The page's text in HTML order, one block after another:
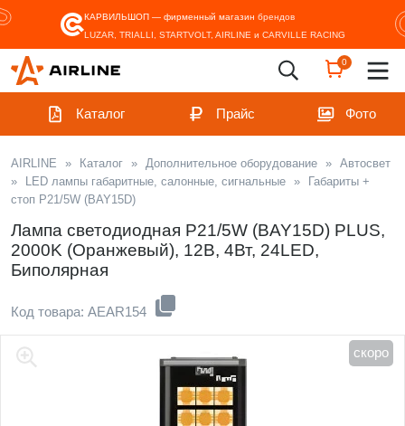
КАРВИЛЬШОП — фирменный магазин брендов
LUZAR, TRIALLI, STARTVOLT, AIRLINE и CARVILLE RACING
0
Каталог Прайс Фото
AIRLINE » Каталог » Дополнительное оборудование » Автосвет
»
LED лампы габаритные, салонные, сигнальные »
Габариты +
стоп P21/5W (BAY15D)
Лампа светодиодная P21/5W (BAY15D) PLUS,
2000K (Оранжевый), 12В, 4Вт, 24LED,
Биполярная
Код товара: AEAR154
скоро